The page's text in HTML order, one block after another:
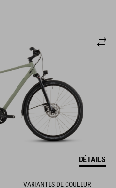
DÉTAILS
VARIANTES DE COULEUR